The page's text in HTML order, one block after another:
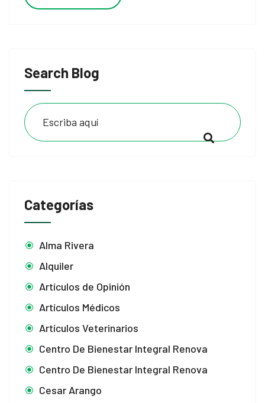
Search Blog
Categorías
Alma Rivera
Alquiler
Artículos de Opinión
Artículos Médicos
Artículos Veterinarios
Centro De Bienestar Integral Renova
Centro De Bienestar Integral Renova
Cesar Arango